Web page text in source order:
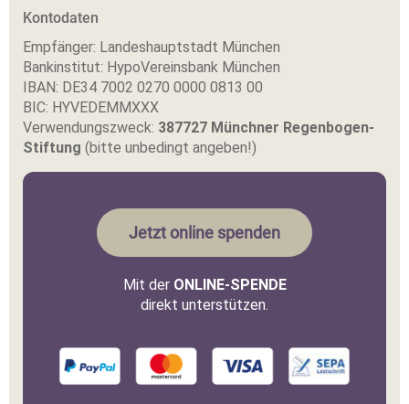
Kontodaten
Empfänger: Landeshauptstadt München
Bankinstitut: HypoVereinsbank München
IBAN: DE34 7002 0270 0000 0813 00
BIC: HYVEDEMMXXX
Verwendungszweck: 387727 Münchner Regenbogen-
Stiftung (bitte unbedingt angeben!)
Jetzt online spenden
Mit der ONLINE-SPENDE
direkt unterstützen.